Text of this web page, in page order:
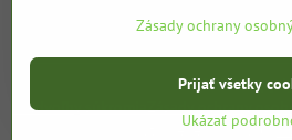
©2026
Predvoľby súkromiaZásady ochrany
Vytvorené pomocou:
Zásady ochrany
Ukázať
Prijať všetky